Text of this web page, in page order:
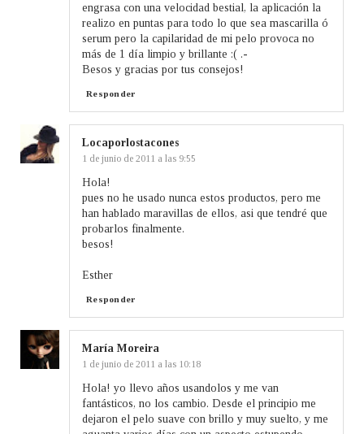
engrasa con una velocidad bestial, la aplicación la
realizo en puntas para todo lo que sea mascarilla ó
serum pero la capilaridad de mi pelo provoca no
más de 1 día limpio y brillante :( .-
Besos y gracias por tus consejos!
Responder
Locaporlostacones
1 de junio de 2011 a las 9:55
Hola!
pues no he usado nunca estos productos, pero me
han hablado maravillas de ellos, asi que tendré que
probarlos finalmente.
besos!
Esther
Responder
María Moreira
1 de junio de 2011 a las 10:18
Hola! yo llevo años usandolos y me van
fantásticos, no los cambio. Desde el principio me
dejaron el pelo suave con brillo y muy suelto, y me